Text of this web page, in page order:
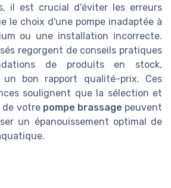
il est crucial d'éviter les erreurs
le choix d'une pompe inadaptée à
ou une installation incorrecte.
regorgent de conseils pratiques
de produits en stock,
un bon rapport qualité-prix. Ces
soulignent que la sélection et
de votre pompe brassage peuvent
un épanouissement optimal de